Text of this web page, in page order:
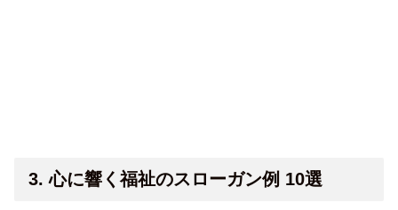
3. 心に響く福祉のスローガン例 10選